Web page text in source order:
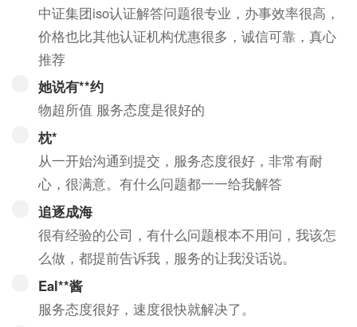
中证集团iso认证解答问题很专业，办事效率很高，
价格也比其他认证机构优惠很多，诚信可靠，真心
推荐
她说有**约
物超所值 服务态度是很好的
枕*
从一开始沟通到提交，服务态度很好，非常有耐
心，很满意。有什么问题都一一给我解答
追逐成海
很有经验的公司，有什么问题根本不用问，我该怎
么做，都提前告诉我，服务的让我没话说。
Eal**酱
服务态度很好，速度很快就解决了。